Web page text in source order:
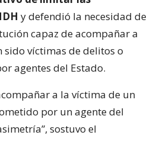
y defendió la necesidad de
capaz de acompañar a
sido víctimas de delitos o
agentes del Estado.
a la víctima de un
por un agente del
sostuvo el